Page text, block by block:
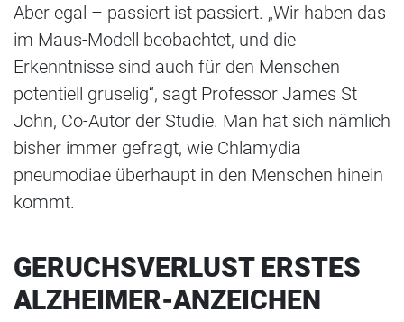
Aber egal – passiert ist passiert. „Wir haben das
im Maus-Modell beobachtet, und die
Erkenntnisse sind auch für den Menschen
potentiell gruselig“, sagt Professor James St
John, Co-Autor der Studie. Man hat sich nämlich
bisher immer gefragt, wie Chlamydia
pneumodiae überhaupt in den Menschen hinein
kommt.
GERUCHSVERLUST ERSTES
ALZHEIMER-ANZEICHEN